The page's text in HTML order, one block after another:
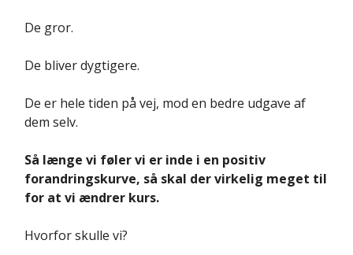
De gror.
De bliver dygtigere.
De er hele tiden på vej, mod en bedre udgave af
dem selv.
Så længe vi føler vi er inde i en positiv
forandringskurve, så skal der virkelig meget til
for at vi ændrer kurs.
Hvorfor skulle vi?